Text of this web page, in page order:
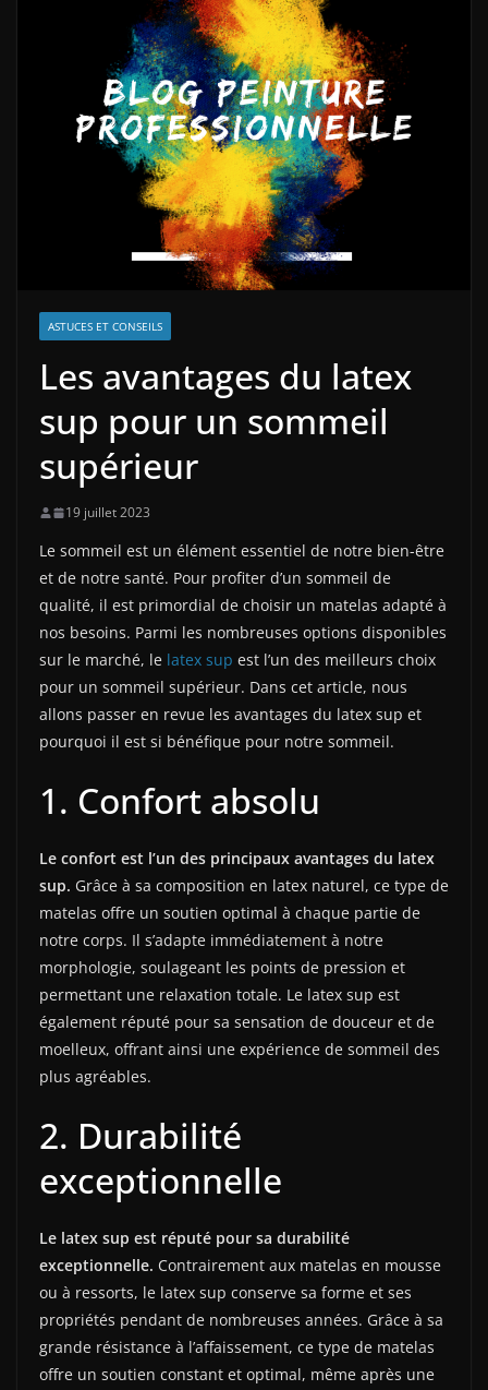
ASTUCES ET CONSEILS
Les avantages du latex
sup pour un sommeil
supérieur
19 juillet 2023
Le sommeil est un élément essentiel de notre bien-être
et de notre santé. Pour profiter d’un sommeil de
qualité, il est primordial de choisir un matelas adapté à
nos besoins. Parmi les nombreuses options disponibles
sur le marché, le latex sup est l’un des meilleurs choix
pour un sommeil supérieur. Dans cet article, nous
allons passer en revue les avantages du latex sup et
pourquoi il est si bénéfique pour notre sommeil.
1. Confort absolu
Le confort est l’un des principaux avantages du latex
sup. Grâce à sa composition en latex naturel, ce type de
matelas offre un soutien optimal à chaque partie de
notre corps. Il s’adapte immédiatement à notre
morphologie, soulageant les points de pression et
permettant une relaxation totale. Le latex sup est
également réputé pour sa sensation de douceur et de
moelleux, offrant ainsi une expérience de sommeil des
plus agréables.
2. Durabilité
exceptionnelle
Le latex sup est réputé pour sa durabilité
exceptionnelle. Contrairement aux matelas en mousse
ou à ressorts, le latex sup conserve sa forme et ses
propriétés pendant de nombreuses années. Grâce à sa
grande résistance à l’affaissement, ce type de matelas
offre un soutien constant et optimal, même après une